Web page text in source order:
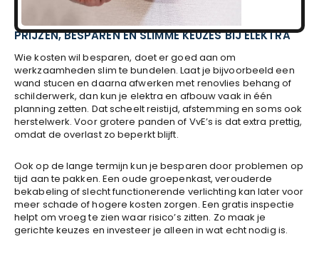
PRIJZEN, BESPAREN EN SLIMME KEUZES BIJ ELEKTRA
Wie kosten wil besparen, doet er goed aan om
werkzaamheden slim te bundelen. Laat je bijvoorbeeld een
wand stucen en daarna afwerken met renovlies behang of
schilderwerk, dan kun je elektra en afbouw vaak in één
planning zetten. Dat scheelt reistijd, afstemming en soms ook
herstelwerk. Voor grotere panden of VvE’s is dat extra prettig,
omdat de overlast zo beperkt blijft.
Ook op de lange termijn kun je besparen door problemen op
tijd aan te pakken. Een oude groepenkast, verouderde
bekabeling of slecht functionerende verlichting kan later voor
meer schade of hogere kosten zorgen. Een gratis inspectie
helpt om vroeg te zien waar risico’s zitten. Zo maak je
gerichte keuzes en investeer je alleen in wat echt nodig is.